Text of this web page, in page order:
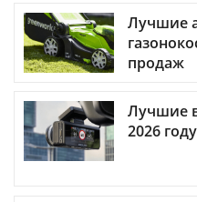
Лучшие
продаж
Лучшие
2026